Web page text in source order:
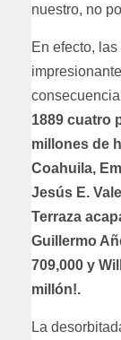
nuestro, no
En efecto,
1889 cuatro
millones de
Coahuila,
Jesús E.
Terraza
Guillermo
709,000 y
millón!.
La